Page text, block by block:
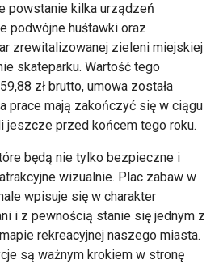
powstanie kilka urządzeń
podwójne huśtawki oraz
zrewitalizowanej zieleni miejskiej
skateparku. Wartość tego
zł brutto, umowa została
prace mają zakończyć się w ciągu
jeszcze przed końcem tego roku.
óre będą nie tylko bezpieczne i
wizualnie. Plac zabaw w
wpisuje się w charakter
i z pewnością stanie się jednym z
rekreacyjnej naszego miasta.
są ważnym krokiem w stronę